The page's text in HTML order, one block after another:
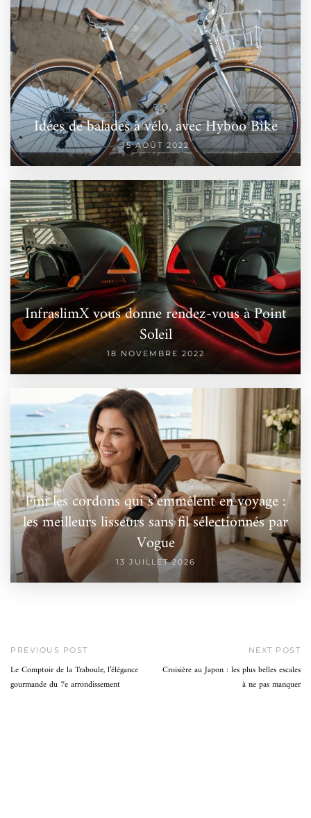
Idées de balades à vélo, avec Hyboo Bike
15 AOÛT 2022
InfraslimX vous donne rendez-vous à Point
Soleil
18 NOVEMBRE 2022
Fini les cordons qui s’emmêlent en voyage :
les meilleurs lisseurs sans fil sélectionnés par
Vogue
13 JUILLET 2026
PREVIOUS POST
Le Comptoir de la Traboule, l’élégance
gourmande du 7e arrondissement
NEXT POST
Croisière au Japon : les plus belles escales
à ne pas manquer